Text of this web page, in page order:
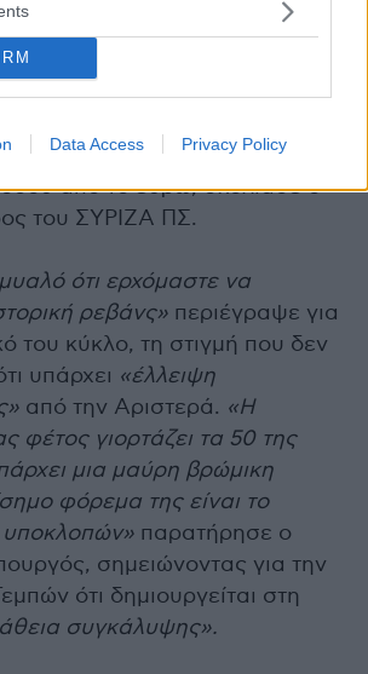
Data Access Privacy Policy
ή ευθέως μιλούσαν
από το ευρώ»
Πρόεδρο της Δημοκρατίας,
αν δεν…»σε
από το ευρώ, σχολίασε ο
του ΣΥΡΙΖΑ ΠΣ.
ότι ερχόμαστε να
ρεβάνς» περιέγραψε για
του κύκλο, τη στιγμή που δεν
υπάρχει «έλλειψη
από την Αριστερά. «Η
φέτος γιορτάζει τα 50 της
μια μαύρη βρώμικη
φόρεμα της είναι το
παρατήρησε ο
σημειώνοντας για την
ότι δημιουργείται στη
συγκάλυψης».